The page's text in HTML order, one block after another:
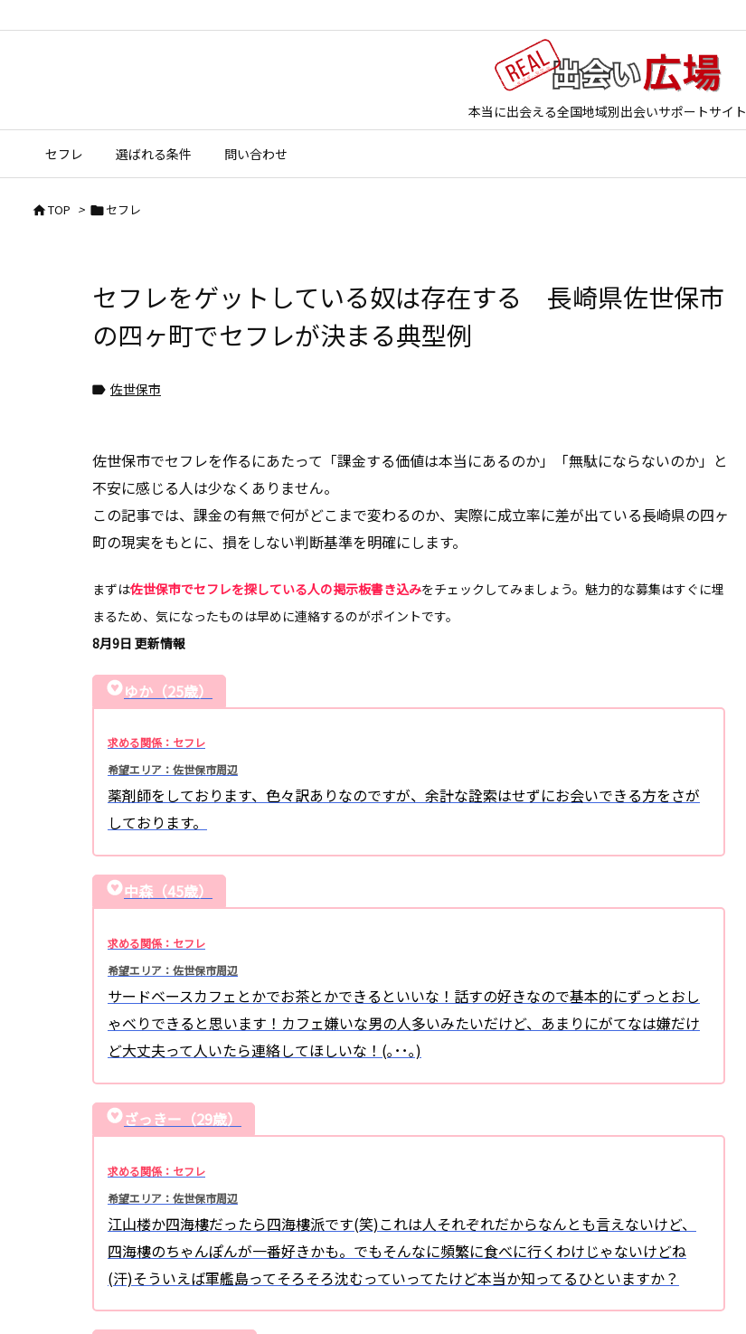
本当に出会える全国地域別出会いサポートサイト
セフレ 選ばれる条件 問い合わせ
TOP > セフレ
セフレをゲットしている奴は存在する 長崎県佐世保市
の四ヶ町でセフレが決まる典型例
 佐世保市
佐世保市でセフレを作るにあたって「課金する価値は本当にあるのか」「無駄にならないのか」と
不安に感じる人は少なくありません。
この記事では、課金の有無で何がどこまで変わるのか、実際に成立率に差が出ている長崎県の四ヶ
町の現実をもとに、損をしない判断基準を明確にします。
まずは佐世保市でセフレを探している人の掲示板書き込みをチェックしてみましょう。魅力的な募集はすぐに埋
まるため、気になったものは早めに連絡するのがポイントです。
8月9日 更新情報
ゆか（25歳）
求める関係：セフレ
希望エリア：佐世保市周辺
薬剤師をしております、色々訳ありなのですが、余計な詮索はせずにお会いできる方をさが
しております。
中森（45歳）
求める関係：セフレ
希望エリア：佐世保市周辺
サードベースカフェとかでお茶とかできるといいな！話すの好きなので基本的にずっとおし
ゃべりできると思います！カフェ嫌いな男の人多いみたいだけど、あまりにがてなは嫌だけ
ど大丈夫って人いたら連絡してほしいな！(｡･･｡)
ざっきー（29歳）
求める関係：セフレ
希望エリア：佐世保市周辺
江山楼か四海樓だったら四海樓派です(笑)これは人それぞれだからなんとも言えないけど、
四海樓のちゃんぽんが一番好きかも。でもそんなに頻繁に食べに行くわけじゃないけどね
(汗)そういえば軍艦島ってそろそろ沈むっていってたけど本当か知ってるひといますか？